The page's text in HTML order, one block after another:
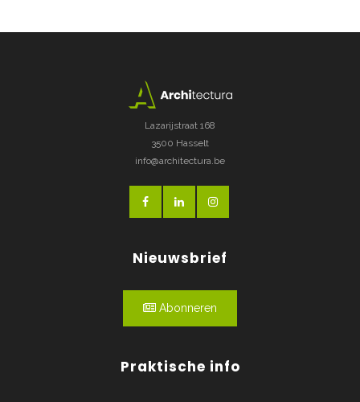
Lazarijstraat 168
3500 Hasselt
info@architectura.be
Nieuwsbrief
Abonneren
Praktische info